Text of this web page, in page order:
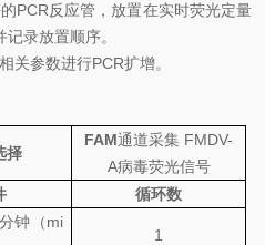
PCR反应管，放置在实时荧光定量
录放置顺序。
关参数进行PCR扩增。
择
FAM通道采集 FMDV-
A病毒荧光信号
循环数
钟（mi
1